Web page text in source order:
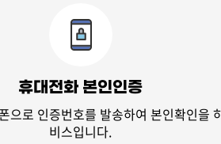
휴대전화 본인인증
으로 인증번호를 발송하여본인확인을
비스입니다.